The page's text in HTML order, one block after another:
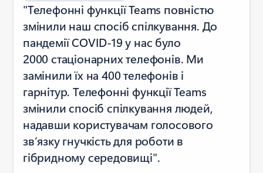
"Телефонні функції Teams повністю
змінили наш спосіб спілкування. До
пандемії COVID-19 у нас було
2000 стаціонарних телефонів. Ми
замінили їх на 400 телефонів і
гарнітур. Телефонні функції Teams
змінили спосіб спілкування людей,
надавши користувачам голосового
зв’язку гнучкість для роботи в
гібридному середовищі".